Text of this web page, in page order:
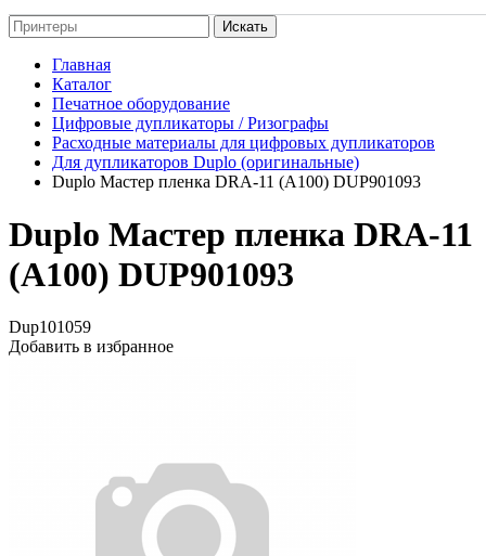
Искать
Главная
Каталог
Печатное оборудование
Цифровые дупликаторы / Ризографы
Расходные материалы для цифровых дупликаторов
Для дупликаторов Duplo (оригинальные)
Duplo Мастер пленка DRA-11 (А100) DUP901093
Duplo Мастер пленка DRA-11
(А100) DUP901093
Dup101059
Добавить в избранное